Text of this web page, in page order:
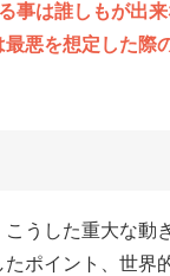
事は誰しもが出
最悪を想定した際
うした重大な動
ポイント、世界